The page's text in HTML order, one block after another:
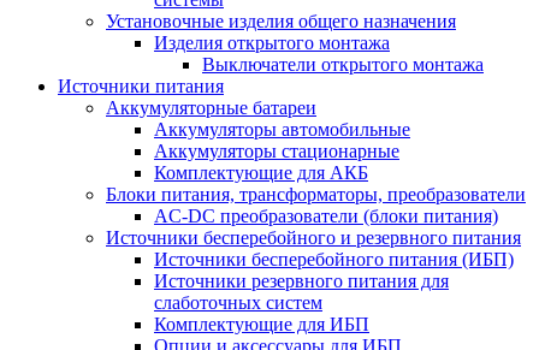
Установочные изделия общего назначения
Изделия открытого монтажа
Выключатели открытого монтажа
Источники питания
Аккумуляторные батареи
Аккумуляторы автомобильные
Аккумуляторы стационарные
Комплектующие для АКБ
Блоки питания, трансформаторы, преобразователи
AC-DC преобразователи (блоки питания)
Источники бесперебойного и резервного питания
Источники бесперебойного питания (ИБП)
Источники резервного питания для
слаботочных систем
Комплектующие для ИБП
Опции и аксессуары для ИБП